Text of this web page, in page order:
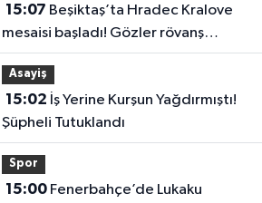
15:07
mesaisi başladı! Gözler rövanş
maçında
Asayiş
15:02
Şüpheli Tutuklandı
Spor
15:00Fenerbahçe’de Lukaku